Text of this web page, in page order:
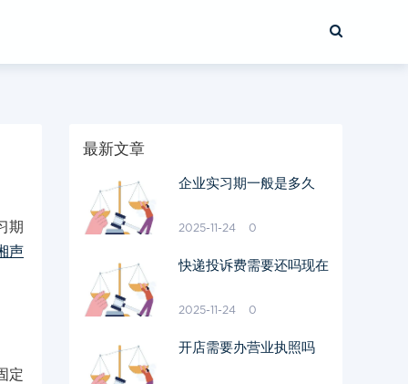
期
声
定
最新文章
企业实习期一般是多久
2025-11-24 0
快递投诉费需要还吗现在
2025-11-24 0
开店需要办营业执照吗